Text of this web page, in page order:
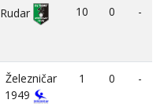
Rudar 10 0 -
Železničar
1949
1 0 -